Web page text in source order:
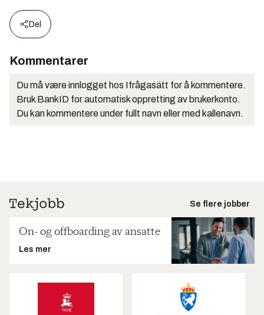
Del
Kommentarer
Du må være innlogget hos Ifrågasätt for å kommentere.
Bruk BankID for automatisk oppretting av brukerkonto.
Du kan kommentere under fullt navn eller med kallenavn.
Se flere jobber
On- og offboarding av ansatte
Les mer